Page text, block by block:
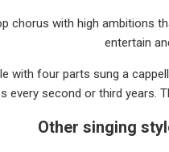
chorus with high ambitions
entertain
with four parts sung a
every second or third years.
Other singing